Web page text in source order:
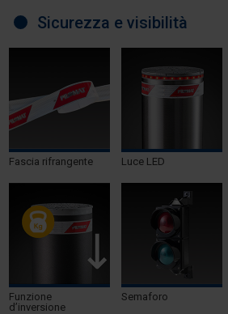
Sicurezza e visibilità
Fascia rifrangente Luce LED
Funzione
d’inversione
Semaforo